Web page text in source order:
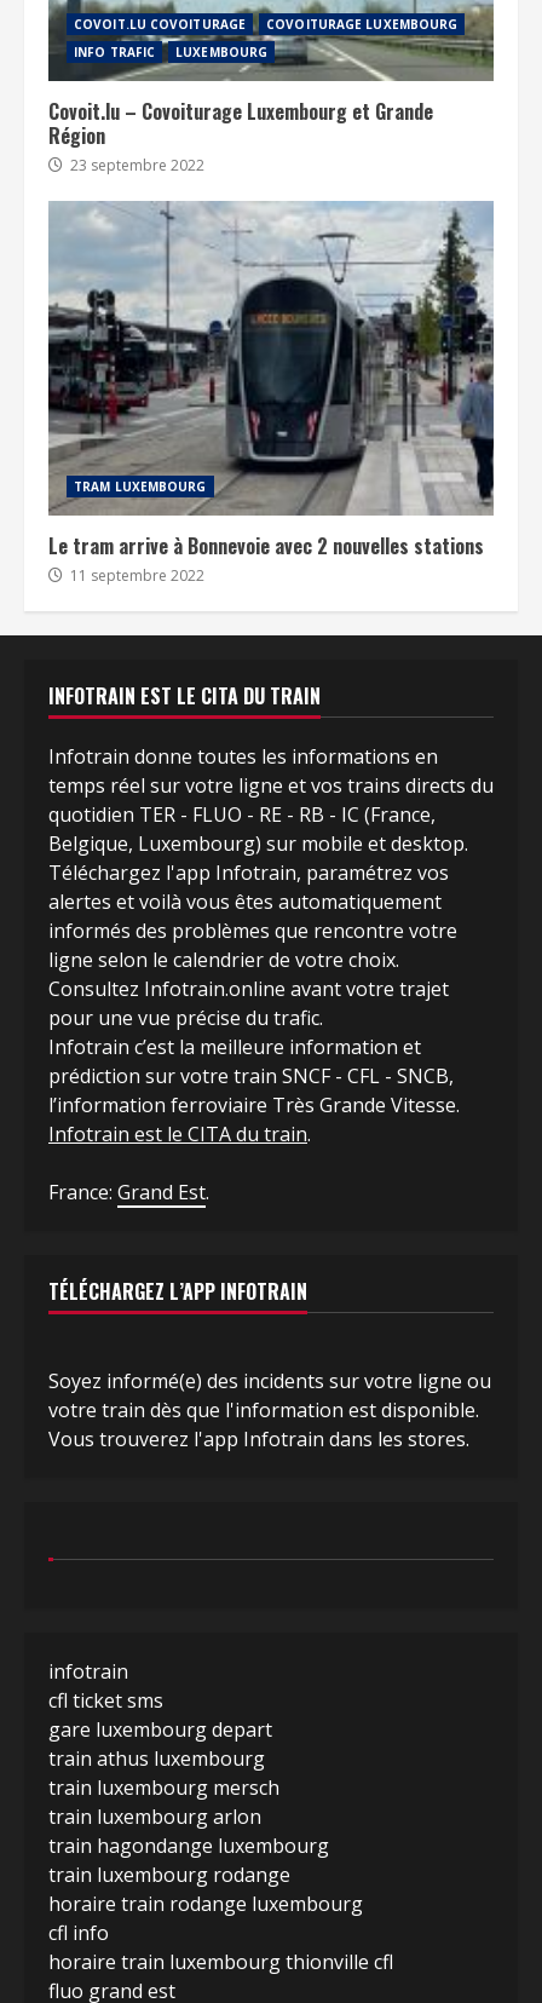
COVOIT.LU COVOITURAGE
COVOITURAGE LUXEMBOURG
INFO TRAFIC
LUXEMBOURG
Covoit.lu – Covoiturage Luxembourg et Grande
Région
23 septembre 2022
TRAM LUXEMBOURG
Le tram arrive à Bonnevoie avec 2 nouvelles stations
11 septembre 2022
INFOTRAIN EST LE CITA DU TRAIN
Infotrain donne toutes les informations en
temps réel sur votre ligne et vos trains directs du
quotidien TER - FLUO - RE - RB - IC (France,
Belgique, Luxembourg) sur mobile et desktop.
Téléchargez l'app Infotrain, paramétrez vos
alertes et voilà vous êtes automatiquement
informés des problèmes que rencontre votre
ligne selon le calendrier de votre choix.
Consultez Infotrain.online avant votre trajet
pour une vue précise du trafic.
Infotrain c’est la meilleure information et
prédiction sur votre train SNCF - CFL - SNCB,
l’information ferroviaire Très Grande Vitesse.
Infotrain est le CITA du train.
France: Grand Est.
TÉLÉCHARGEZ L’APP INFOTRAIN
Soyez informé(e) des incidents sur votre ligne ou
votre train dès que l'information est disponible.
Vous trouverez l'app Infotrain dans les stores.
infotrain
cfl ticket sms
gare luxembourg depart
train athus luxembourg
train luxembourg mersch
train luxembourg arlon
train hagondange luxembourg
train luxembourg rodange
horaire train rodange luxembourg
cfl info
horaire train luxembourg thionville cfl
fluo grand est